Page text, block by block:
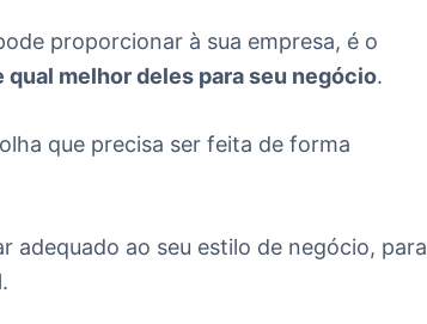
proporcionar à sua empresa, é o
melhor deles para seu negócio.
que precisa ser feita de forma
adequado ao seu estilo de negócio, para